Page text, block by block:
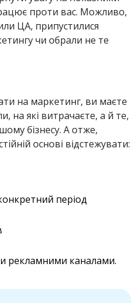
проти вас. Можливо,
ЦА, припустилися
чи обрали не те
на маркетинг, ви маєте
на які витрачаєте, а й те,
бізнесу. А отже,
основі відстежувати:
період
рекламними каналами.